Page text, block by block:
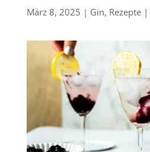
März 8, 2025 | Gin, Rezepte|